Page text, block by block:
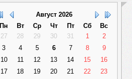
Август 2026
Пн
Вт Ср Чт Пт Сб
Вс
27
28 29 30 31 1
2
3
4 5 6 7 8
9
10
11 12 13 14 15
16
17
18 19 20 21 22
23